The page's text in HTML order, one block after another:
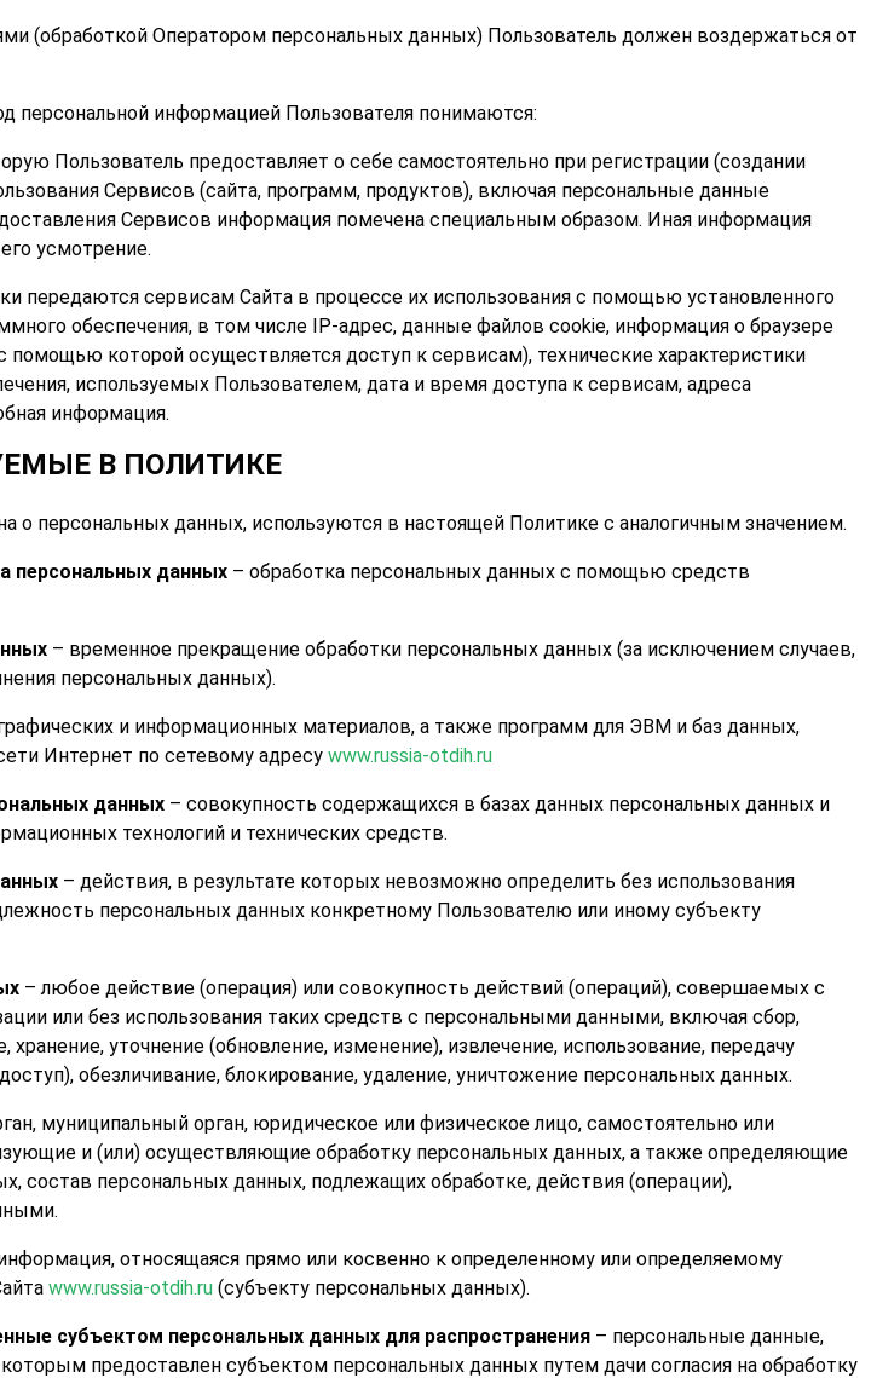
(обработкой Оператором персональных данных) Пользователь должен воздержаться от
персональной информацией Пользователя понимаются:
Пользователь предоставляет о себе самостоятельно при регистрации (создании
Сервисов (сайта, программ, продуктов), включая персональные данные
Сервисов информация помечена специальным образом. Иная информация
усмотрение.
передаются сервисам Сайта в процессе их использования с помощью установленного
обеспечения, в том числе IP-адрес, данные файлов cookie, информация о браузере
помощью которой осуществляется доступ к сервисам), технические характеристики
используемых Пользователем, дата и время доступа к сервисам, адреса
информация.
В ПОЛИТИКЕ
о персональных данных, используются в настоящей Политике с аналогичным значением.
персональных данных – обработка персональных данных с помощью средств
– временное прекращение обработки персональных данных (за исключением случаев,
персональных данных).
и информационных материалов, а также программ для ЭВМ и баз данных,
Интернет по сетевому адресу www.russia-otdih.ru
данных – совокупность содержащихся в базах данных персональных данных и
технологий и технических средств.
– действия, в результате которых невозможно определить без использования
персональных данных конкретному Пользователю или иному субъекту
– любое действие (операция) или совокупность действий (операций), совершаемых с
или без использования таких средств с персональными данными, включая сбор,
хранение, уточнение (обновление, изменение), извлечение, использование, передачу
обезличивание, блокирование, удаление, уничтожение персональных данных.
муниципальный орган, юридическое или физическое лицо, самостоятельно или
и (или) осуществляющие обработку персональных данных, а также определяющие
состав персональных данных, подлежащих обработке, действия (операции),
относящаяся прямо или косвенно к определенному или определяемому
www.russia-otdih.ru (субъекту персональных данных).
субъектом персональных данных для распространения – персональные данные,
которым предоставлен субъектом персональных данных путем дачи согласия на обработку